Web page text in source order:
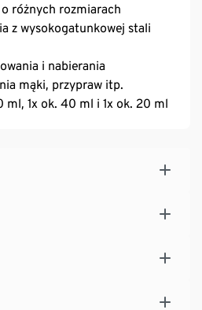
różnych rozmiarach
z wysokogatunkowej stali
i nabierania
mąki, przypraw itp.
ml, 1x ok. 40 ml i 1x ok. 20 ml